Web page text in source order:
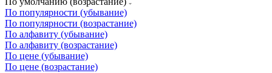
По популярности (убывание)
По популярности (возрастание)
По алфавиту (убывание)
По алфавиту (возрастание)
По цене (убывание)
По цене (возрастание)